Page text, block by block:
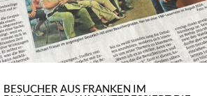
BESUCHER AUS FRANKEN IM